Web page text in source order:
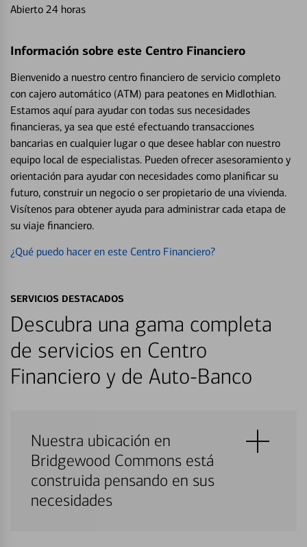
Abierto 24 horas
Información sobre este Centro Financiero
Bienvenido a nuestro centro financiero de servicio completo
con cajero automático (ATM) para peatones en Midlothian.
Estamos aquí para ayudar con todas sus necesidades
financieras, ya sea que esté efectuando transacciones
bancarias en cualquier lugar o que desee hablar con nuestro
equipo local de especialistas. Pueden ofrecer asesoramiento y
orientación para ayudar con necesidades como planificar su
futuro, construir un negocio o ser propietario de una vivienda.
Visítenos para obtener ayuda para administrar cada etapa de
su viaje financiero.
¿Qué puedo hacer en este Centro Financiero?
SERVICIOS DESTACADOS
Descubra una gama completa
de servicios en Centro
Financiero y de Auto-Banco
Nuestra ubicación en
Bridgewood Commons está
construida pensando en sus
necesidades